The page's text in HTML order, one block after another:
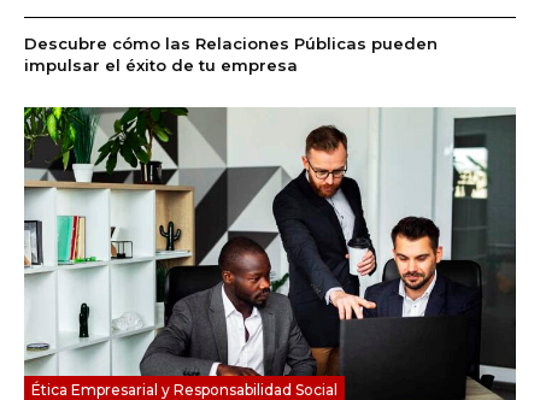
Descubre cómo las Relaciones Públicas pueden
impulsar el éxito de tu empresa
Ética Empresarial y Responsabilidad Social